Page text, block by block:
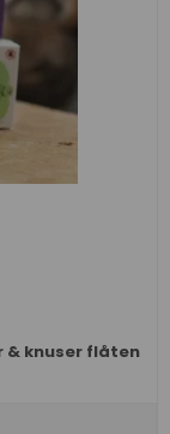
& knuser flåten